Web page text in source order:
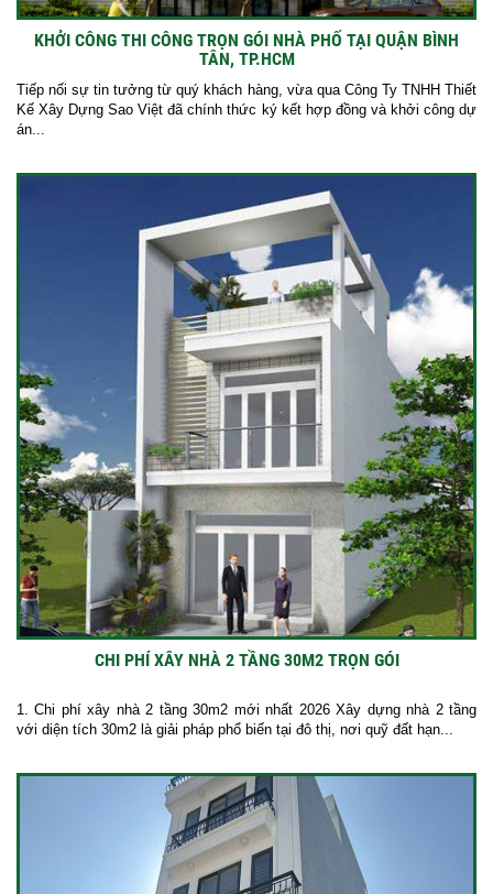
KHỞI CÔNG THI CÔNG TRỌN GÓI NHÀ PHỐ TẠI QUẬN BÌNH
TÂN, TP.HCM
Tiếp nối sự tin tưởng từ quý khách hàng, vừa qua Công Ty TNHH Thiết
Kế Xây Dựng Sao Việt đã chính thức ký kết hợp đồng và khởi công dự
án...
CHI PHÍ XÂY NHÀ 2 TẦNG 30M2 TRỌN GÓI
1. Chi phí xây nhà 2 tầng 30m2 mới nhất 2026 Xây dựng nhà 2 tầng
với diện tích 30m2 là giải pháp phổ biến tại đô thị, nơi quỹ đất hạn...